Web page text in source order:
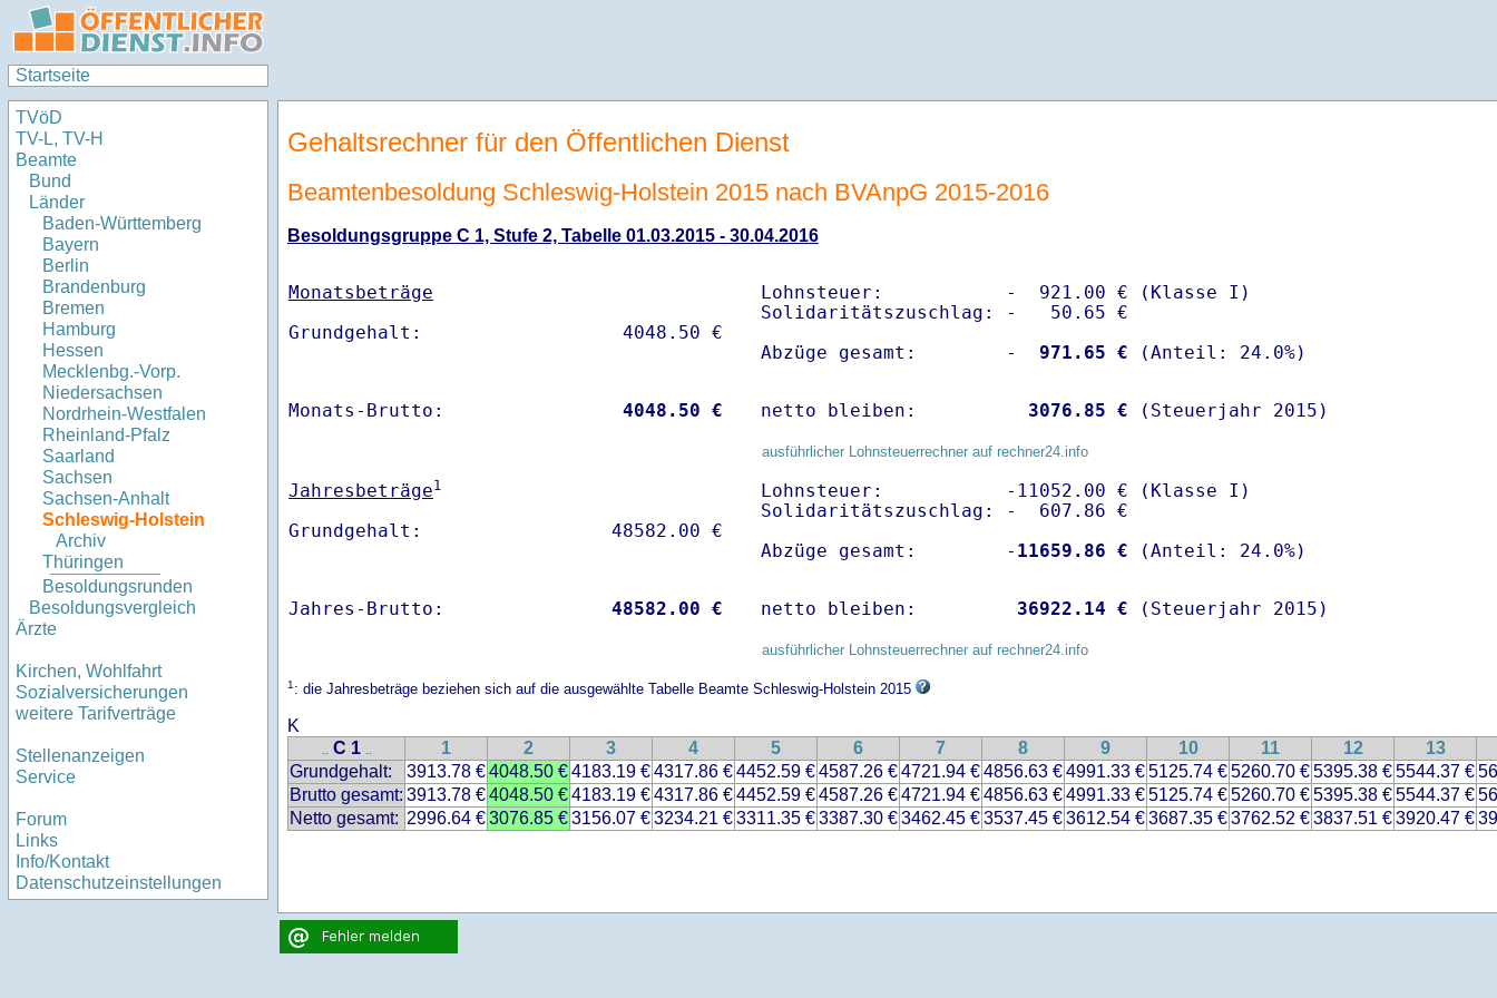
Startseite
TVöD
TV-L, TV-H
Beamte
Bund
Länder
Baden-Württemberg
Bayern
Berlin
Brandenburg
Bremen
Hamburg
Hessen
Mecklenbg.-Vorp.
Niedersachsen
Nordrhein-Westfalen
Rheinland-Pfalz
Saarland
Sachsen
Sachsen-Anhalt
Schleswig-Holstein
Archiv
Thüringen
Besoldungsrunden
Besoldungsvergleich
Ärzte
Kirchen, Wohlfahrt
Sozialversicherungen
weitere Tarifverträge
Stellenanzeigen
Service
Forum
Links
Info/Kontakt
Datenschutzeinstellungen
Gehaltsrechner für den Öffentlichen Dienst
Beamtenbesoldung Schleswig-Holstein 2015 nach BVAnpG 2015-2016
Besoldungsgruppe C 1, Stufe 2, Tabelle 01.03.2015 - 30.04.2016
Monatsbeträge
Lohnsteuer:           -  921.00 € (Klasse I)
Solidaritätszuschlag: -   50.65 €
Abzüge gesamt:        -
  971.65 €
Monats-Brutto: 4048.50 € netto bleiben: 3076.85 € (Steuerjahr 2015)
ausführlicher Lohnsteuerrechner auf rechner24.info
Jahresbeträge1
Lohnsteuer:           -11052.00 € (Klasse I)
Solidaritätszuschlag: -  607.86 €
Abzüge gesamt:        - 11659.86 €
Jahres-Brutto: 48582.00 € netto bleiben: 36922.14 € (Steuerjahr 2015)
ausführlicher Lohnsteuerrechner auf rechner24.info
1: die Jahresbeträge beziehen sich auf die ausgewählte Tabelle Beamte Schleswig-Holstein 2015
K
.. C 1 .. 1 2 3 4 5 6 7 8 9 10 11 12
13
Grundgehalt:
3913.78 €4048.50 €4183.19 €4317.86 €4452.59 €4587.26 €4721.94 €4856.63 €4991.33 €5125.74 €5260.70 €5395.38 €5544.37 €
Brutto gesamt: 3913.78 €4048.50 €4183.19 €4317.86 €4452.59 €4587.26 €4721.94 €4856.63 €4991.33 €5125.74 €5260.70 €5395.38 €5544.37 €
Netto gesamt: 2996.64 €3076.85 €3156.07 €3234.21 €3311.35 €3387.30 €3462.45 €3537.45 €3612.54 €3687.35 €3762.52 €3837.51 €3920.47 €